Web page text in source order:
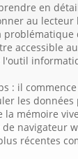
en
au
accessible
: il
les
mémoire
navigateur
récentes